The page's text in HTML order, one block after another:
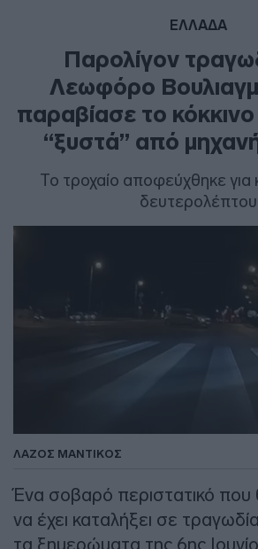
ΕΛΛΑΔΑ
Παρολίγον
Λεωφόρο
παραβίασε το
“ξυστά” από
Το τροχαίο αποφεύχθηκε για
δευτερολέπτου
ΛΑΖΟΣ ΜΑΝΤΙΚΟΣ
Ένα σοβαρό περιστατικό
να έχει καταλήξει σε
τα ξημερώματα της 6ης